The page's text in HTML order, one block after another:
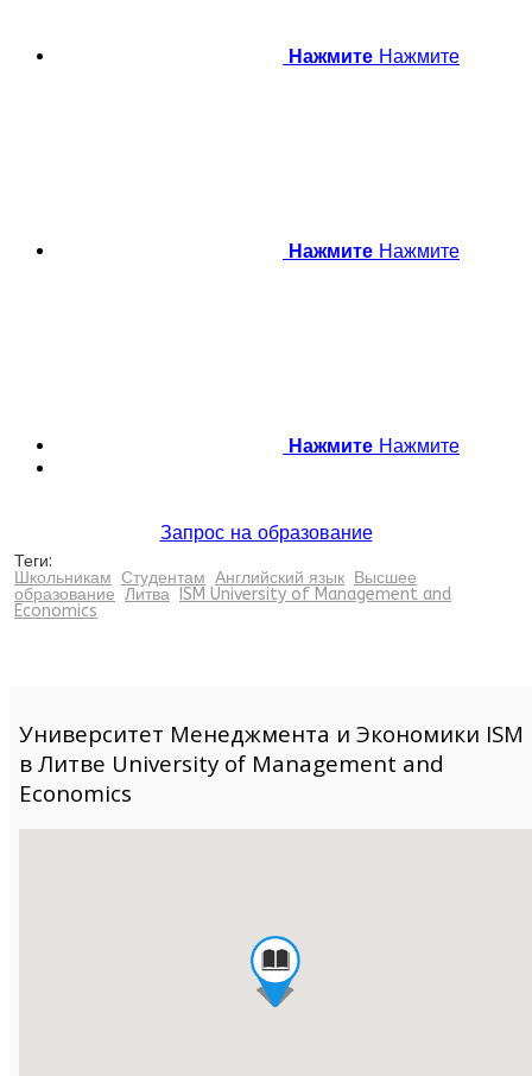
Нажмите Нажмите
Нажмите Нажмите
Нажмите Нажмите
Запрос на образование
Теги:
Школьникам Студентам Английский язык Высшее
образование Литва
ISM University of Management and
Economics
Университет Менеджмента и Экономики ISM
в Литве University of Management and
Economics